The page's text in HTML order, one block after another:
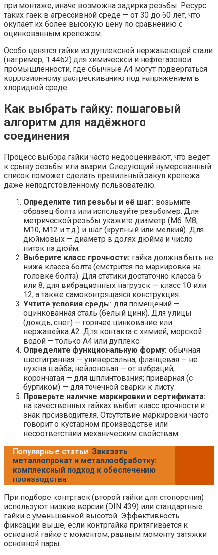
при монтаже, иначе возможна задирка резьбы. Ресурс
таких гаек в агрессивной среде — от 30 до 60 лет, что
окупает их более высокую цену по сравнению с
оцинкованным крепежом.
Особо ценятся гайки из дуплексной нержавеющей стали
(например, 1.4462) для химической и нефтегазовой
промышленности, где обычные A4 могут подвергаться
коррозионному растрескиванию под напряжением в
хлоридной среде.
Как выбрать гайку: пошаговый
алгоритм для надёжного
соединения
Процесс выбора гайки часто недооценивают, что ведёт
к срыву резьбы или аварии. Следующий нумерованный
список поможет сделать правильный закуп крепежа
даже неподготовленному пользователю.
Определите тип резьбы и её шаг: возьмите
образец болта или используйте резьбомер. Для
метрической резьбы укажите диаметр (М6, М8,
М10, М12 и т.д.) и шаг (крупный или мелкий). Для
дюймовых — диаметр в долях дюйма и число
ниток на дюйм.
Выберите класс прочности: гайка должна быть не
ниже класса болта (смотрится по маркировке на
головке болта). Для статики достаточно класса 6
или 8, для вибрационных нагрузок — класс 10 или
12, а также самоконтрящаяся конструкция.
Учтите условия среды: для помещений —
оцинкованная сталь (белый цинк). Для улицы
(дождь, снег) — горячее цинкование или
нержавейка A2. Для контакта с химией, морской
водой — только A4 или дуплекс.
Определите функциональную форму: обычная
шестигранная — универсальна; фланцевая — не
нужна шайба; нейлоновая — от вибраций;
корончатая — для шплинтования; приварная (с
буртиком) — для точечной сварки к листу.
Проверьте наличие маркировки и сертификата:
на качественных гайках выбит класс прочности и
знак производителя. Отсутствие маркировки часто
говорит о кустарном производстве или
несоответствии механическим свойствам.
Популярные статьи Заказать
металлопрокат и металлообработку:
комплексный подход к обеспечению
производства
При подборе контргаек (второй гайки для стопорения)
используют низкие версии (DIN 439) или стандартные
гайки с уменьшенной высотой. Эффективность
фиксации выше, если контргайка притягивается к
основной гайке с моментом, равным моменту затяжки
основной пары.